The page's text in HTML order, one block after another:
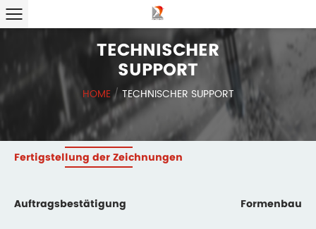
TECHNISCHER
SUPPORT
HOME/TECHNISCHER SUPPORT
Fertigstellung der Zeichnungen
Auftragsbestätigung Formenbau